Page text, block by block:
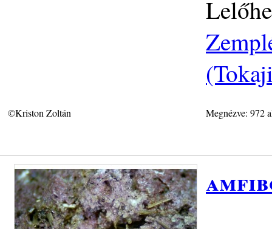
©Kriston Zoltán Megnézve: 972